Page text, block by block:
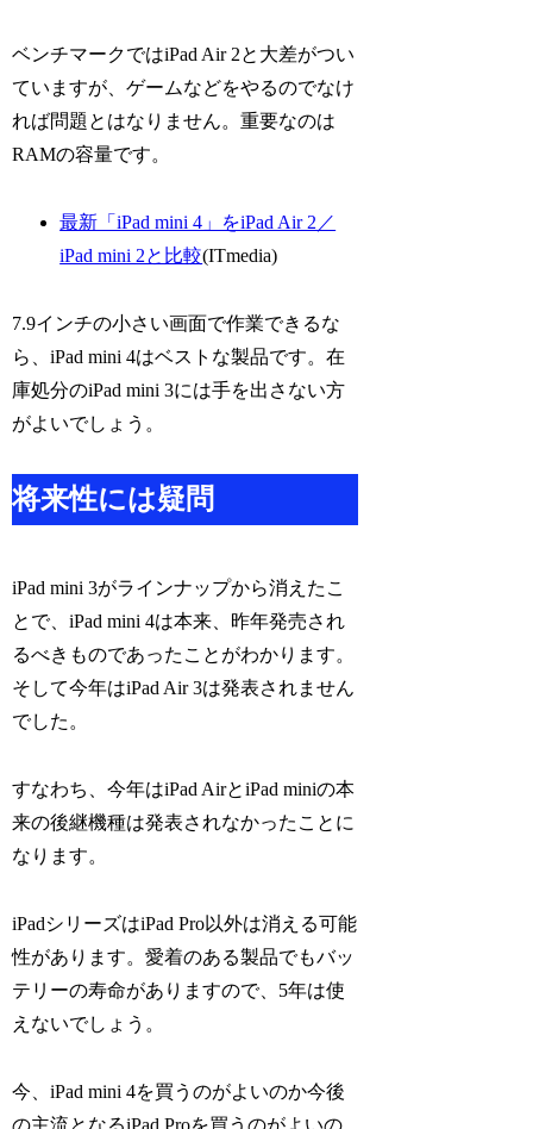
ベンチマークではiPad Air 2と大差がつい
ていますが、ゲームなどをやるのでなけ
れば問題とはなりません。重要なのは
RAMの容量です。
最新「iPad mini 4」をiPad Air 2／
iPad mini 2と比較(ITmedia)
7.9インチの小さい画面で作業できるな
ら、iPad mini 4はベストな製品です。在
庫処分のiPad mini 3には手を出さない方
がよいでしょう。
将来性には疑問
iPad mini 3がラインナップから消えたこ
とで、iPad mini 4は本来、昨年発売され
るべきものであったことがわかります。
そして今年はiPad Air 3は発表されません
でした。
すなわち、今年はiPad AirとiPad miniの本
来の後継機種は発表されなかったことに
なります。
iPadシリーズはiPad Pro以外は消える可能
性があります。愛着のある製品でもバッ
テリーの寿命がありますので、5年は使
えないでしょう。
今、iPad mini 4を買うのがよいのか今後
の主流となるiPad Proを買うのがよいの